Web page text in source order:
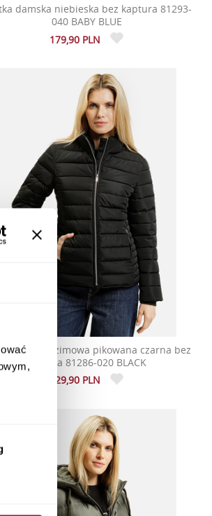
damska niebieska bez kaptura 81293-
040 BABY BLUE
179,90 PLN
damska zimowa pikowana czarna bez
kaptura 81286-020 BLACK
329,90 PLN